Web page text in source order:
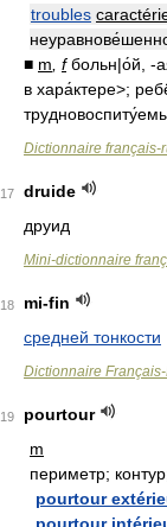
troubles
■ m fбольн|о́й, -
в хара́ктере>;
Dictionnaire français-
17
druide
друид
Mini-dictionnaire
18
mi-fin
средней тонкости
Dictionnaire
19
pourtour
m
периметр;
pourtour